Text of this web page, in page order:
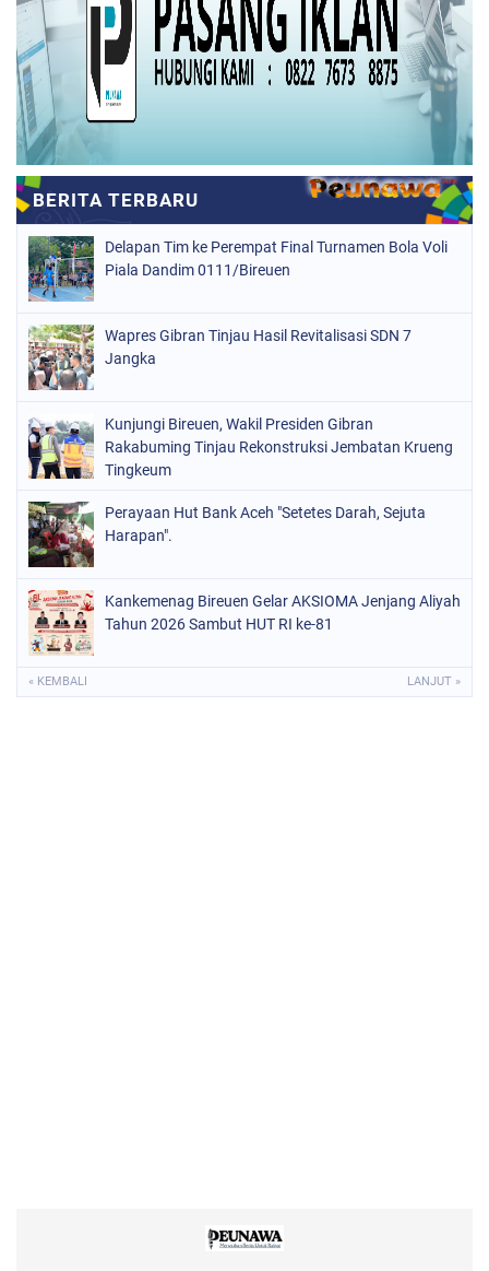
Delapan Tim ke Perempat Final Turnamen Bola Voli
Piala Dandim 0111/Bireuen
Wapres Gibran Tinjau Hasil Revitalisasi SDN 7
Jangka
Kunjungi Bireuen, Wakil Presiden Gibran
Rakabuming Tinjau Rekonstruksi Jembatan Krueng
Tingkeum
Perayaan Hut Bank Aceh "Setetes Darah, Sejuta
Harapan".
Kankemenag Bireuen Gelar AKSIOMA Jenjang Aliyah
Tahun 2026 Sambut HUT RI ke-81
« KEMBALI LANJUT »